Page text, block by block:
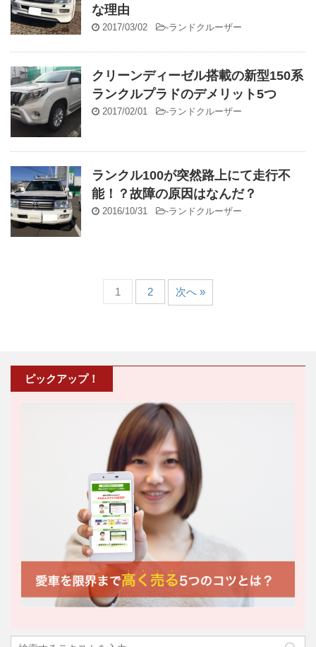
な理由
2017/03/02 -ランドクルーザー
クリーンディーゼル搭載の新型150系
ランクルプラドのデメリット5つ
2017/02/01 -ランドクルーザー
ランクル100が突然路上にて走行不
能！？故障の原因はなんだ？
2016/10/31 -ランドクルーザー
1 2 次へ »
ピックアップ！